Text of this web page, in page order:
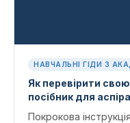
НАВЧАЛЬНІ ГІДИ З
Як перевірити
посібник для
Покрокова